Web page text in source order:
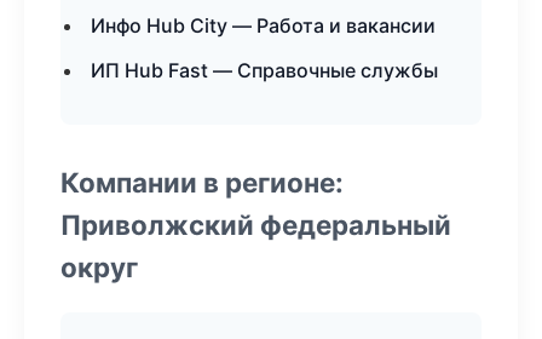
Инфо Hub City — Работа и вакансии
ИП Hub Fast — Справочные службы
Компании в регионе:
Приволжский федеральный
округ